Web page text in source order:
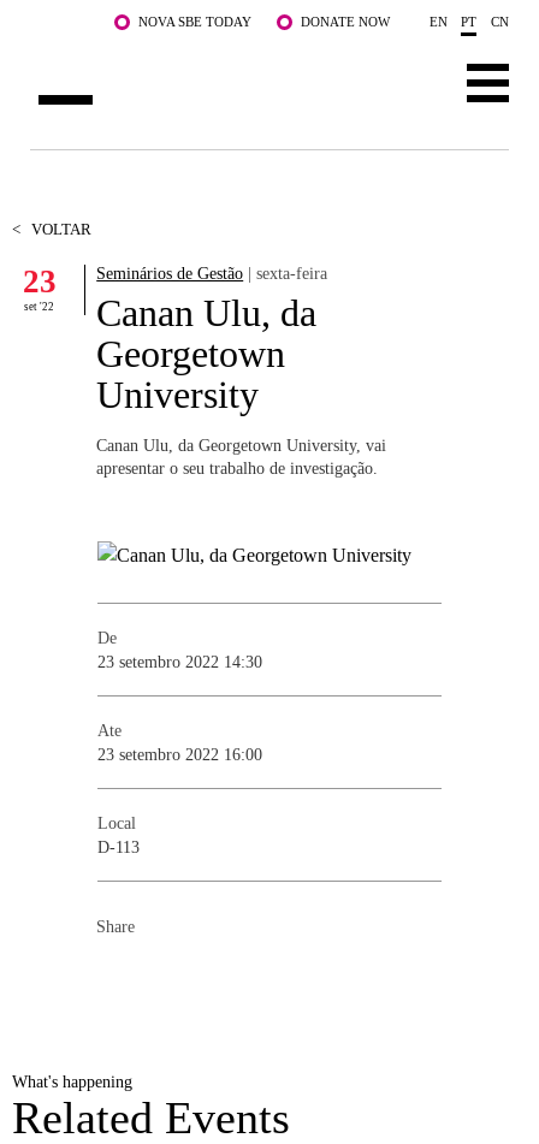
Saltar para o conteúdo principalNOVA SBE TODAY DONATE NOW EN PT CN
DOCENTES E INVESTIGAÇÃO
COMUNIDADE
LIFE AT NOVA SBE
WHAT'S HAPPENING
< VOLTAR
23
set '22
Seminários de Gestão | sexta-feira
Canan Ulu, da
Georgetown
University
Canan Ulu, da Georgetown University, vai
apresentar o seu trabalho de investigação.
De
23 setembro 2022 14:30
Ate
23 setembro 2022 16:00
Local
D-113
Share
What's happening
Related Events